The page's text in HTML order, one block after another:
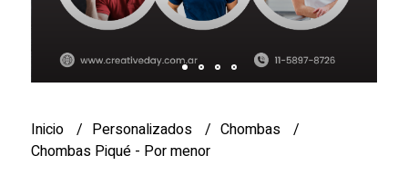
Inicio Personalizados
Chombas
Chombas Piqué - Por menor